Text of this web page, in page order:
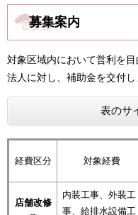
募集案内
対象区域内において営利を
法人に対し、補助金を交付し
表のサ
経費区分 対象経費
店舗改修
内装工事、外装工
事、給排水設備工